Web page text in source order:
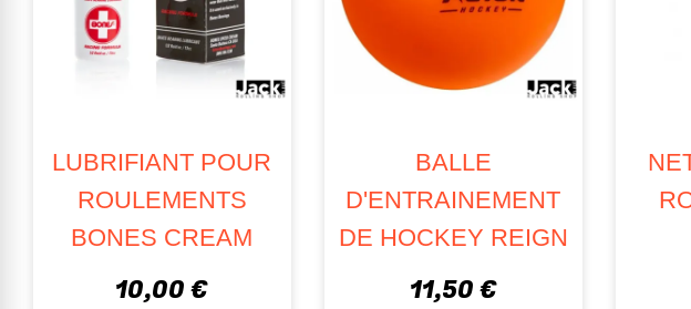
LUBRIFIANT POUR
ROULEMENTS
BONES CREAM
10,00 €
BALLE
D'ENTRAINEMENT
DE HOCKEY REIGN
11,50 €